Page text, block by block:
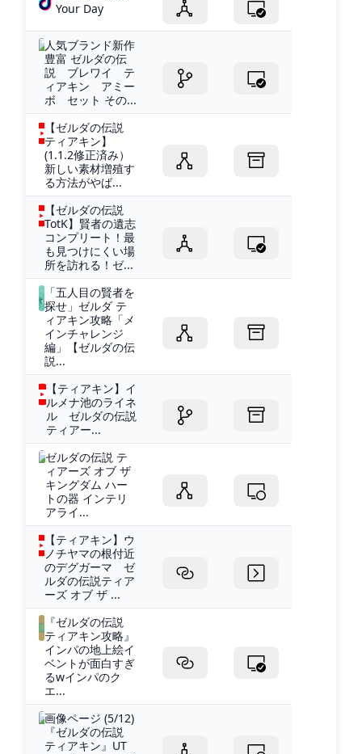
Your Day
人気ブランド新作
豊富 ゼルダの伝
説 ブレワイ テ
ィアキン アミー
ボ セット その...
【ゼルダの伝説
ティアキン】
(1.1.2修正済み）
新しい素材増殖す
る方法がやば...
【ゼルダの伝説
TotK】賢者の遺志
コンプリート！最
も見つけにくい場
所を訪れる！ゼ...
「五人目の賢者を
探せ」ゼルダ テ
ィアキン攻略「メ
インチャレンジ
編」【ゼルダの伝
説...
【ティアキン】イ
ルメナ池のライネ
ル ゼルダの伝説
ティアー...
ゼルダの伝説 テ
ィアーズ オブ ザ
キングダム ハー
トの器 インテリ
アライ...
【ティアキン】ウ
ノチヤマの根付近
のデグガーマ ゼ
ルダの伝説ティア
ーズ オブ ザ ...
『ゼルダの伝説
ティアキン攻略』
インパの地上絵イ
ベントが面白すぎ
るwインパのク
エ...
画像ページ (5/12)
『ゼルダの伝説
ティアキン』UT